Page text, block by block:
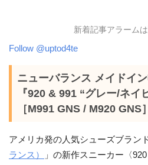
新着記事アラーム
Follow @uptod4te
ニューバランス メイドイ
『920 & 991 “グレー/ネイ
［M991 GNS / M920 GNS］
アメリカ発の人気シューズブラン
ランス）
」の新作スニーカー〈920